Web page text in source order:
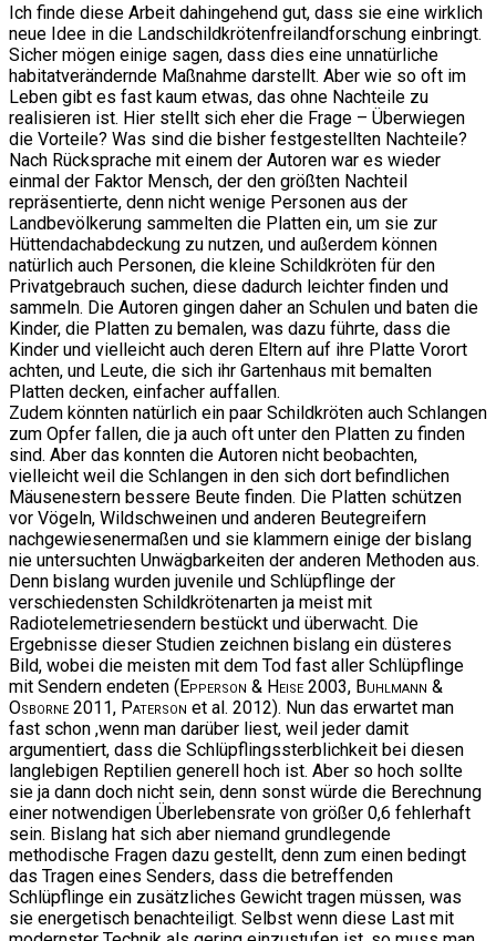
Ich finde diese Arbeit dahingehend gut, dass sie eine wirklich
neue Idee in die Landschildkrötenfreilandforschung einbringt.
Sicher mögen einige sagen, dass dies eine unnatürliche
habitatverändernde Maßnahme darstellt. Aber wie so oft im
Leben gibt es fast kaum etwas, das ohne Nachteile zu
realisieren ist. Hier stellt sich eher die Frage – Überwiegen
die Vorteile? Was sind die bisher festgestellten Nachteile?
Nach Rücksprache mit einem der Autoren war es wieder
einmal der Faktor Mensch, der den größten Nachteil
repräsentierte, denn nicht wenige Personen aus der
Landbevölkerung sammelten die Platten ein, um sie zur
Hüttendachabdeckung zu nutzen, und außerdem können
natürlich auch Personen, die kleine Schildkröten für den
Privatgebrauch suchen, diese dadurch leichter finden und
sammeln. Die Autoren gingen daher an Schulen und baten die
Kinder, die Platten zu bemalen, was dazu führte, dass die
Kinder und vielleicht auch deren Eltern auf ihre Platte Vorort
achten, und Leute, die sich ihr Gartenhaus mit bemalten
Platten decken, einfacher auffallen.
Zudem könnten natürlich ein paar Schildkröten auch Schlangen
zum Opfer fallen, die ja auch oft unter den Platten zu finden
sind. Aber das konnten die Autoren nicht beobachten,
vielleicht weil die Schlangen in den sich dort befindlichen
Mäusenestern bessere Beute finden. Die Platten schützen
vor Vögeln, Wildschweinen und anderen Beutegreifern
nachgewiesenermaßen und sie klammern einige der bislang
nie untersuchten Unwägbarkeiten der anderen Methoden aus.
Denn bislang wurden juvenile und Schlüpflinge der
verschiedensten Schildkrötenarten ja meist mit
Radiotelemetriesendern bestückt und überwacht. Die
Ergebnisse dieser Studien zeichnen bislang ein düsteres
Bild, wobei die meisten mit dem Tod fast aller Schlüpflinge
mit Sendern endeten (Epperson & Heise 2003, Buhlmann &
Osborne 2011, Paterson et al. 2012). Nun das erwartet man
fast schon ,wenn man darüber liest, weil jeder damit
argumentiert, dass die Schlüpflingssterblichkeit bei diesen
langlebigen Reptilien generell hoch ist. Aber so hoch sollte
sie ja dann doch nicht sein, denn sonst würde die Berechnung
einer notwendigen Überlebensrate von größer 0,6 fehlerhaft
sein. Bislang hat sich aber niemand grundlegende
methodische Fragen dazu gestellt, denn zum einen bedingt
das Tragen eines Senders, dass die betreffenden
Schlüpflinge ein zusätzliches Gewicht tragen müssen, was
sie energetisch benachteiligt. Selbst wenn diese Last mit